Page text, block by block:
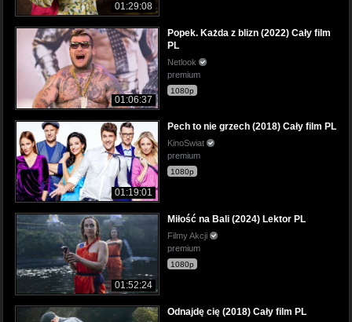
01:29:08
01:06:37
Popek. Każda z blizn (2022) Cały film
PL
Netlook
premium
1080p
01:19:01
Pech to nie grzech (2018) Cały film PL
KinoSwiat
premium
1080p
01:52:24
Miłość na Bali (2024) Lektor PL
Filmy Akcji
premium
1080p
Odnajdę cię (2018) Cały film PL